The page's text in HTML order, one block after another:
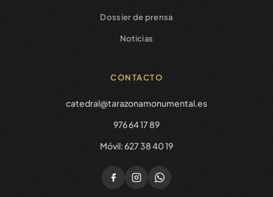
Dossier de prensa
Noticias
CONTACTO
catedral@tarazonamonumental.es
976 64 17 89
Móvil: 627 38 40 19